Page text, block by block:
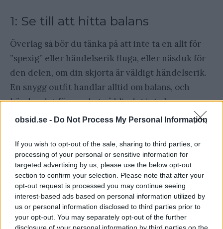
obsid.se - Do Not Process My Personal Information
If you wish to opt-out of the sale, sharing to third parties, or
processing of your personal or sensitive information for
targeted advertising by us, please use the below opt-out
section to confirm your selection. Please note that after your
opt-out request is processed you may continue seeing
interest-based ads based on personal information utilized by
us or personal information disclosed to third parties prior to
your opt-out. You may separately opt-out of the further
disclosure of your personal information by third parties on the
1: Se till att hitta balans
Överlag så bör du tänka på att inte ta en allt för
”spexig” eller händelserik fluga, eller näsduk för
den delen, om din skjorta är väldigt händelserik.
En snygg outfit handlar alltid om balans, och
händer det för mycket så blir det inte bra.
Personligen tycker jag att det är snyggare att ge
flugan mer uppmärksamhet än näsduken, varför?
Jo för att flugan är betydligt mer sällsynt än
näsduken och därför känns det kul att ge den
mer rampljus när den väl är framme. Enligt oss på
Obsid så bär Svenska män fluga alldeles för sällan!